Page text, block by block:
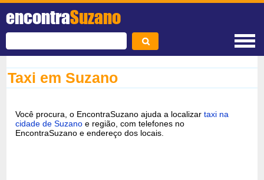
encontraSuzano
Taxi em Suzano
Você procura, o EncontraSuzano ajuda a localizartaxi na
cidade de Suzano e região, com telefones no
EncontraSuzano e endereço dos locais.